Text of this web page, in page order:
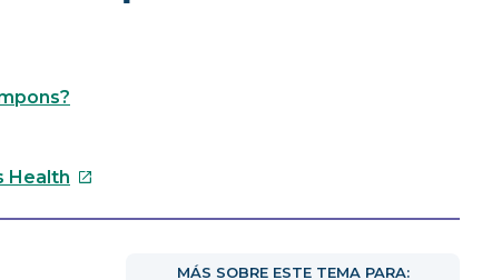
Health Este
MÁS SOBRE ESTE TEMA PARA: